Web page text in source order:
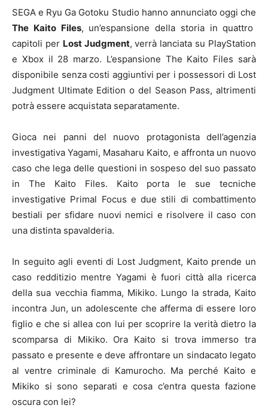
SEGA e Ryu Ga Gotoku Studio hanno annunciato oggi che
The Kaito Files, un’espansione della storia in quattro
capitoli per Lost Judgment, verrà lanciata su PlayStation
e Xbox il 28 marzo. L’espansione The Kaito Files sarà
disponibile senza costi aggiuntivi per i possessori di Lost
Judgment Ultimate Edition o del Season Pass, altrimenti
potrà essere acquistata separatamente.
Gioca nei panni del nuovo protagonista dell’agenzia
investigativa Yagami, Masaharu Kaito, e affronta un nuovo
caso che lega delle questioni in sospeso del suo passato
in The Kaito Files. Kaito porta le sue tecniche
investigative Primal Focus e due stili di combattimento
bestiali per sfidare nuovi nemici e risolvere il caso con
una distinta spavalderia.
In seguito agli eventi di Lost Judgment, Kaito prende un
caso redditizio mentre Yagami è fuori città alla ricerca
della sua vecchia fiamma, Mikiko. Lungo la strada, Kaito
incontra Jun, un adolescente che afferma di essere loro
figlio e che si allea con lui per scoprire la verità dietro la
scomparsa di Mikiko. Ora Kaito si trova immerso tra
passato e presente e deve affrontare un sindacato legato
al ventre criminale di Kamurocho. Ma perché Kaito e
Mikiko si sono separati e cosa c’entra questa fazione
oscura con lei?